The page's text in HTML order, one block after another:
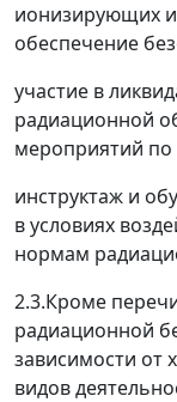
ионизирующих
обеспечение
участие в
радиационной
мероприятий
инструктаж и
в условиях
нормам
2.3.Кроме
радиационной
зависимости от
видов